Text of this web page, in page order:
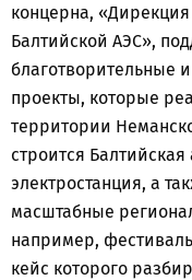
концерна,
Балтийской АЭС»,
благотворительные
проекты, которые
территории
строится Балтийская
электростанция, а
масштабные
например,
кейс которого